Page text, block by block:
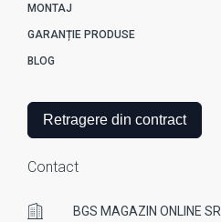
MONTAJ
GARANȚIE PRODUSE
BLOG
Retragere din contract
Contact
BGS MAGAZIN ONLINE SRL